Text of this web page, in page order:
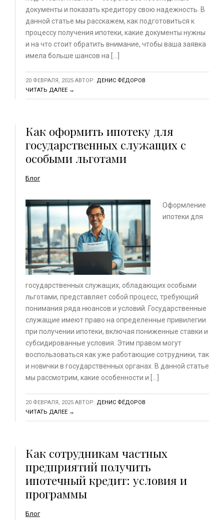
документы и показать кредитору свою надежность. В
данной статье мы расскажем, как подготовиться к
процессу получения ипотеки, какие документы нужны
и на что стоит обратить внимание, чтобы ваша заявка
имела больше шансов на […]
20 ФЕВРАЛЯ, 2025 АВТОР: ДЕНИС ФЁДОРОВ
ЧИТАТЬ ДАЛЕЕ →
Как оформить ипотеку для
государственных служащих с
особыми льготами
Блог
Оформление
ипотеки для
государственных служащих, обладающих особыми
льготами, представляет собой процесс, требующий
понимания ряда нюансов и условий. Государственные
служащие имеют право на определенные привилегии
при получении ипотеки, включая пониженные ставки и
субсидированные условия. Этим правом могут
воспользоваться как уже работающие сотрудники, так
и новички в государственных органах. В данной статье
мы рассмотрим, какие особенности и […]
20 ФЕВРАЛЯ, 2025 АВТОР: ДЕНИС ФЁДОРОВ
ЧИТАТЬ ДАЛЕЕ →
Как сотрудникам частных
предприятий получить
ипотечный кредит: условия и
программы
Блог